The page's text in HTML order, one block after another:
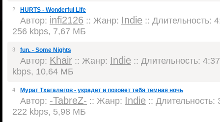
2 HURTS - Wonderful Life
Автор: infi2126 :: Жанр: Indie :: Длительность:
256 kbps, 7,67 МБ
3 fun. - Some Nights
Автор: Khair :: Жанр: Indie :: Длительность:
kbps, 10,64 МБ
4 Мурат Тхагалегов - украдет и позовет тебя темная ночь
Автор: -TabreZ- :: Жанр: Indie :: Длительность:
222 kbps, 5,98 МБ